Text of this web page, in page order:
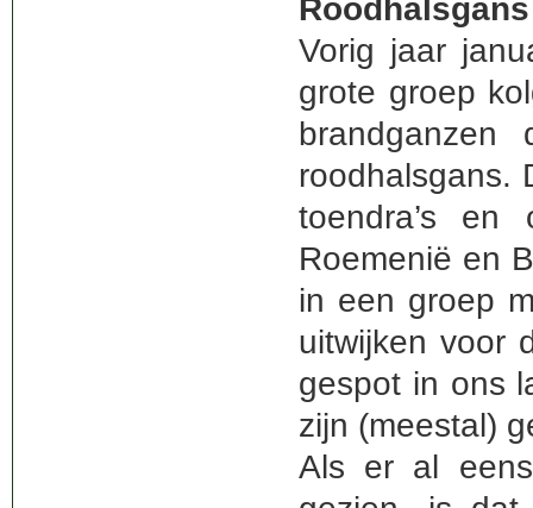
Roodhalsgans
Vorig jaar
grote groep
roodhalsgans.
toendra’s
Roemenië en
in een groep
uitwijken voor
gespot in ons
zijn (meestal)
Als er al